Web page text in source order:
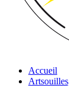
Accueil